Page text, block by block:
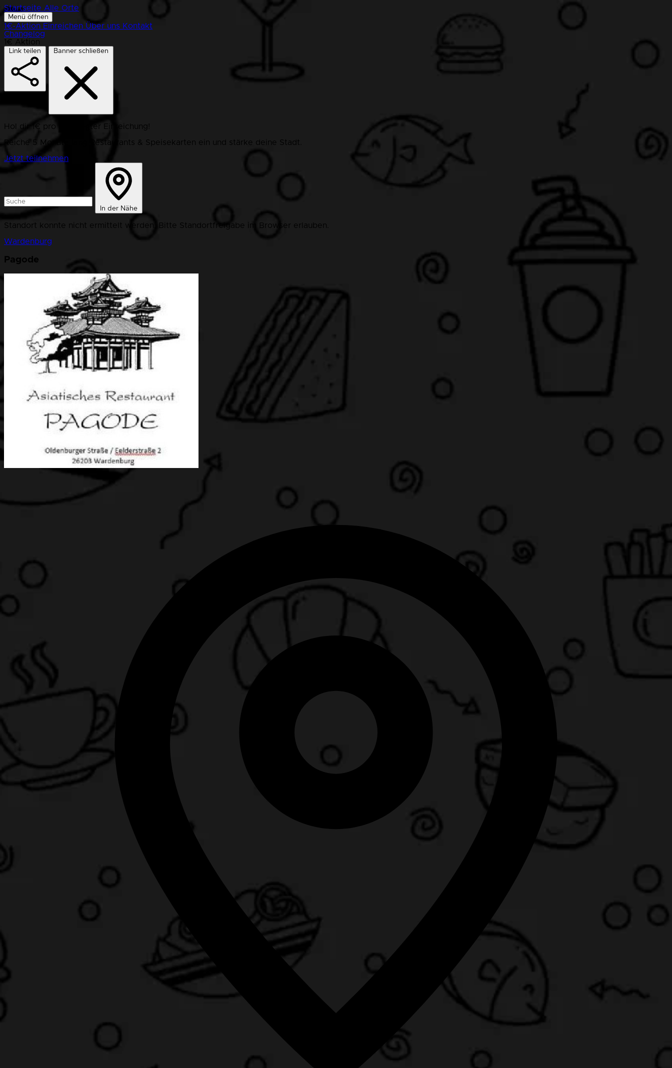
Startseite Alle Orte
Menü öffnen
1€-Aktion Einreichen Über uns Kontakt
Changelog
1€ Aktion
Link teilen Banner schließen
Hol dir 1€ pro bestätigter Einreichung!
Reiche 5 Monate lang Restaurants & Speisekarten ein und stärke deine Stadt.
Jetzt teilnehmen
In der Nähe
Standort konnte nicht ermittelt werden. Bitte Standortfreigabe im Browser erlauben.
Wardenburg
Pagode